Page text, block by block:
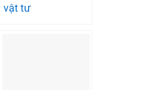
vật tư